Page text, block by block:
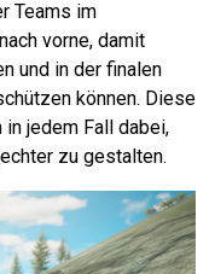
Teams im
vorne, damit
und in der finalen
können. Diese
jedem Fall dabei,
zu gestalten.